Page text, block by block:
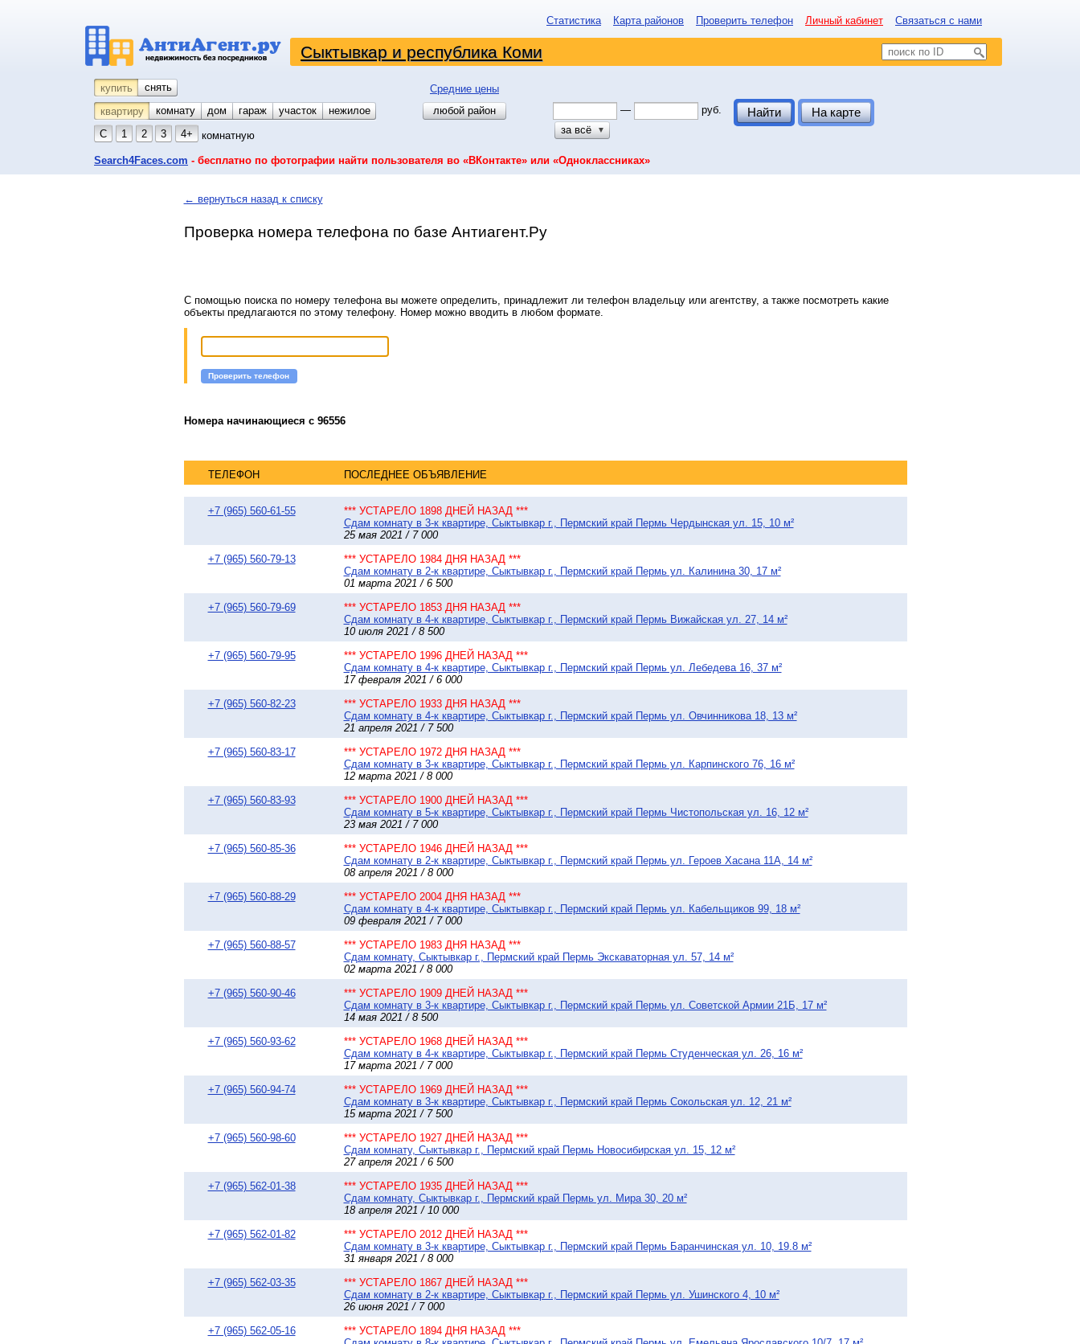
Статистика Карта районов Проверить телефон Личный кабинет Связаться с нами
Сыктывкар и республика Коми
купить снять
Средние цены
квартиру
комнату койко-место
дом гараж участок
нежилое
С
1 2 3 4+ комнатную
любой район —
руб.
за всё
▼
Найти На карте
Search4Faces.com - бесплатно по фотографии найти пользователя во «ВКонтакте» или «Одноклассниках»
← вернуться назад к списку
Проверка номера телефона по базе Антиагент.Ру
С помощью поиска по номеру телефона вы можете определить, принадлежит ли телефон владельцу или агентству, а также посмотреть какие
объекты предлагаются по этому телефону. Номер можно вводить в любом формате.
Проверить телефон
Номера начинающиеся с 96556
ТЕЛЕФОН ПОСЛЕДНЕЕ ОБЪЯВЛЕНИЕ
+7 (965) 560-61-55
*** УСТАРЕЛО 1898 ДНЕЙ НАЗАД ***
Сдам комнату в 3-к квартире, Сыктывкар г., Пермский край Пермь Чердынская ул. 15, 10 м²
25 мая 2021 / 7 000
+7 (965) 560-79-13
*** УСТАРЕЛО 1984 ДНЯ НАЗАД ***
Сдам комнату в 2-к квартире, Сыктывкар г., Пермский край Пермь ул. Калинина 30, 17 м²
01 марта 2021 / 6 500
+7 (965) 560-79-69
*** УСТАРЕЛО 1853 ДНЯ НАЗАД ***
Сдам комнату в 4-к квартире, Сыктывкар г., Пермский край Пермь Вижайская ул. 27, 14 м²
10 июля 2021 / 8 500
+7 (965) 560-79-95
*** УСТАРЕЛО 1996 ДНЕЙ НАЗАД ***
Сдам комнату в 4-к квартире, Сыктывкар г., Пермский край Пермь ул. Лебедева 16, 37 м²
17 февраля 2021 / 6 000
+7 (965) 560-82-23
*** УСТАРЕЛО 1933 ДНЯ НАЗАД ***
Сдам комнату в 4-к квартире, Сыктывкар г., Пермский край Пермь ул. Овчинникова 18, 13 м²
21 апреля 2021 / 7 500
+7 (965) 560-83-17
*** УСТАРЕЛО 1972 ДНЯ НАЗАД ***
Сдам комнату в 3-к квартире, Сыктывкар г., Пермский край Пермь ул. Карпинского 76, 16 м²
12 марта 2021 / 8 000
+7 (965) 560-83-93
*** УСТАРЕЛО 1900 ДНЕЙ НАЗАД ***
Сдам комнату в 5-к квартире, Сыктывкар г., Пермский край Пермь Чистопольская ул. 16, 12 м²
23 мая 2021 / 7 000
+7 (965) 560-85-36
*** УСТАРЕЛО 1946 ДНЕЙ НАЗАД ***
Сдам комнату в 2-к квартире, Сыктывкар г., Пермский край Пермь ул. Героев Хасана 11А, 14 м²
08 апреля 2021 / 8 000
+7 (965) 560-88-29
*** УСТАРЕЛО 2004 ДНЯ НАЗАД ***
Сдам комнату в 4-к квартире, Сыктывкар г., Пермский край Пермь ул. Кабельщиков 99, 18 м²
09 февраля 2021 / 7 000
+7 (965) 560-88-57
*** УСТАРЕЛО 1983 ДНЯ НАЗАД ***
Сдам комнату, Сыктывкар г., Пермский край Пермь Экскаваторная ул. 57, 14 м²
02 марта 2021 / 8 000
+7 (965) 560-90-46
*** УСТАРЕЛО 1909 ДНЕЙ НАЗАД ***
Сдам комнату в 3-к квартире, Сыктывкар г., Пермский край Пермь ул. Советской Армии 21Б, 17 м²
14 мая 2021 / 8 500
+7 (965) 560-93-62
*** УСТАРЕЛО 1968 ДНЕЙ НАЗАД ***
Сдам комнату в 4-к квартире, Сыктывкар г., Пермский край Пермь Студенческая ул. 26, 16 м²
17 марта 2021 / 7 000
+7 (965) 560-94-74
*** УСТАРЕЛО 1969 ДНЕЙ НАЗАД ***
Сдам комнату в 3-к квартире, Сыктывкар г., Пермский край Пермь Сокольская ул. 12, 21 м²
15 марта 2021 / 7 500
+7 (965) 560-98-60
*** УСТАРЕЛО 1927 ДНЕЙ НАЗАД ***
Сдам комнату, Сыктывкар г., Пермский край Пермь Новосибирская ул. 15, 12 м²
27 апреля 2021 / 6 500
+7 (965) 562-01-38
*** УСТАРЕЛО 1935 ДНЕЙ НАЗАД ***
Сдам комнату, Сыктывкар г., Пермский край Пермь ул. Мира 30, 20 м²
18 апреля 2021 / 10 000
+7 (965) 562-01-82
*** УСТАРЕЛО 2012 ДНЕЙ НАЗАД ***
Сдам комнату в 3-к квартире, Сыктывкар г., Пермский край Пермь Баранчинская ул. 10, 19.8 м²
31 января 2021 / 8 000
+7 (965) 562-03-35
*** УСТАРЕЛО 1867 ДНЕЙ НАЗАД ***
Сдам комнату в 2-к квартире, Сыктывкар г., Пермский край Пермь ул. Ушинского 4, 10 м²
26 июня 2021 / 7 000
+7 (965) 562-05-16
*** УСТАРЕЛО 1894 ДНЯ НАЗАД ***